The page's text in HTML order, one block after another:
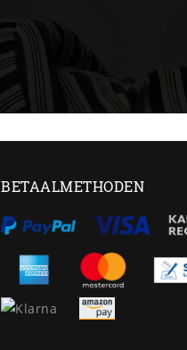
BETAALMETHODEN